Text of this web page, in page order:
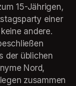
15-Jährigen,
einer
andere.
der üblichen
Nord,
zusammen